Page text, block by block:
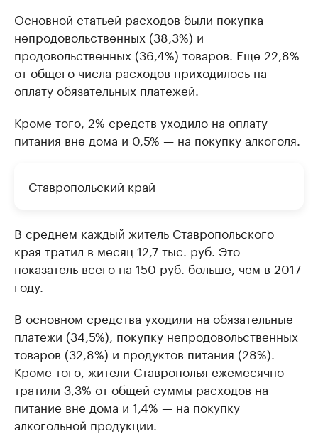
Основной статьей расходов были покупка
непродовольственных (38,3%) и
продовольственных (36,4%) товаров. Еще 22,8%
от общего числа расходов приходилось на
оплату обязательных платежей.
Кроме того, 2% средств уходило на оплату
питания вне дома и 0,5% — на покупку алкоголя.
Ставропольский край
В среднем каждый житель Ставропольского
края тратил в месяц 12,7 тыс. руб. Это
показатель всего на 150 руб. больше, чем в 2017
году.
В основном средства уходили на обязательные
платежи (34,5%), покупку непродовольственных
товаров (32,8%) и продуктов питания (28%).
Кроме того, жители Ставрополья ежемесячно
тратили 3,3% от общей суммы расходов на
питание вне дома и 1,4% — на покупку
алкогольной продукции.